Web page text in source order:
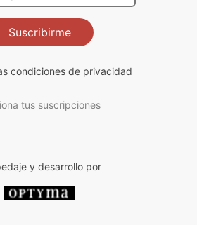
Suscribirme
condiciones de privacidad
tus suscripciones
y desarrollo por